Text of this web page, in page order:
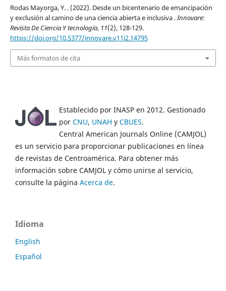
Rodas Mayorga, Y. . (2022). Desde un bicentenario de emancipación
y exclusión al camino de una ciencia abierta e inclusiva .Innovare:
Revista De Ciencia Y tecnología, 11(2), 128-129.
https://doi.org/10.5377/innovare.v11i2.14795
Más formatos de cita
Establecido por INASP en 2012. Gestionado
por CNU, UNAH y CBUES.
Central American Journals Online (CAMJOL)
es un servicio para proporcionar publicaciones en línea
de revistas de Centroamérica. Para obtener más
información sobre CAMJOL y cómo unirse al servicio,
consulte la página Acerca de.
Idioma
English
Español